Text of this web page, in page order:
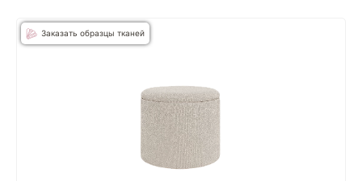
Заказать образцы тканей